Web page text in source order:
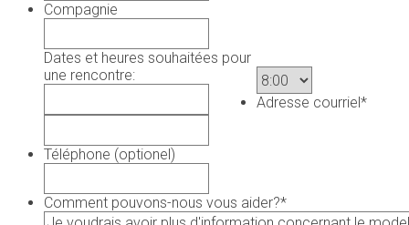
Compagnie
Dates et heures souhaitées pour
une rencontre:
Adresse courriel *
Téléphone (optionel)
Comment pouvons-nous vous aider?*